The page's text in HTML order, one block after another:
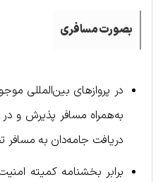
بصورت مسافری
در پروازهای بین‌المللی
به‌همراه مسافر پذيرش و
دریافت جامه‌دان به مسافر
برابر بخشنامه کمیته